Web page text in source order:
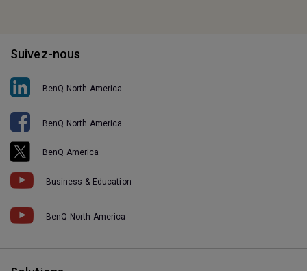
Suivez-nous
BenQ North America
BenQ North America
BenQ America
Business & Education
BenQ North America